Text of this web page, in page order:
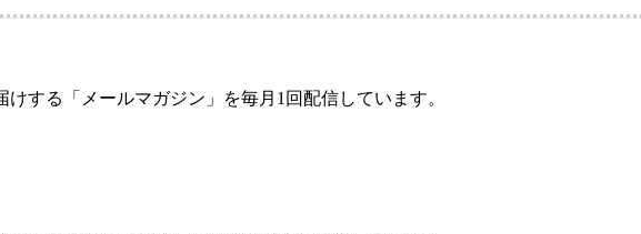
する「メールマガジン」を毎月1回配信しています。